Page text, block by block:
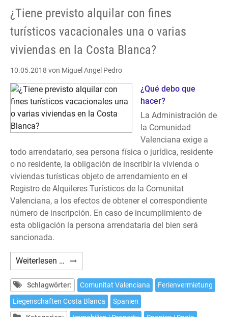
your
properties
at
the
Blanca
for
vacation
purposes?
¿Tiene previsto alquilar con fines
turísticos vacacionales una o varias
viviendas en la Costa Blanca?
10.05.2018 von Miguel Angel Pedro
¿Qué debo que
hacer?
La Administración de
la Comunidad
Valenciana exige a
todo arrendatario, sea persona física o jurídica, residente
o no residente, la obligación de inscribir la vivienda o
viviendas turísticas objeto de arrendamiento en el
Registro de Alquileres Turísticos de la Comunitat
Valenciana, a los efectos de obtener el correspondiente
número de inscripción. En caso de incumplimiento de
esta obligación la persona arrendataria del bien será
sancionada.
Weiterlesen … ¿Tiene
previsto
alquilar
con
fines
Schlagwörter: Comunitat Valenciana
Ferienvermietung
Liegenschaften Costa Blanca
Spanien